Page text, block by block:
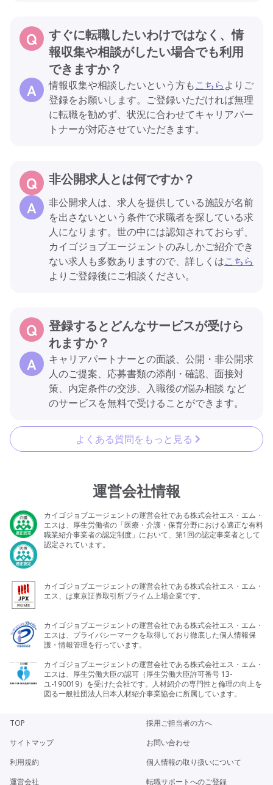
すぐに転職したいわけではなく、情
報収集や相談がしたい場合でも利用
できますか？
情報収集や相談したいという方もこちらよりご
登録をお願いします。ご登録いただければ無理
に転職を勧めず、状況に合わせてキャリアパー
トナーが対応させていただきます。
非公開求人とは何ですか？
非公開求人は、求人を提供している施設が名前
を出さないという条件で求職者を探している求
人になります。世の中には認知されておらず、
カイゴジョブエージェントのみしかご紹介でき
ない求人も多数ありますので、詳しくはこちら
よりご登録後にご相談ください。
登録するとどんなサービスが受けら
れますか？
キャリアパートナーとの面談、公開・非公開求
人のご提案、応募書類の添削・確認、面接対
策、内定条件の交渉、入職後の悩み相談 など
のサービスを無料で受けることができます。
よくある質問をもっと見る
運営会社情報
カイゴジョブエージェントの運営会社である株式会社エス・エム・
エスは、厚生労働省の「医療・介護・保育分野における適正な有料
職業紹介事業者の認定制度」において、第1回の認定事業者として
認定されています。
カイゴジョブエージェントの運営会社である株式会社エス・エム・
エス、は東京証券取引所プライム上場企業です。
カイゴジョブエージェントの運営会社である株式会社エス・エム・
エスは、プライバシーマークを取得しており徹底した個人情報保
護・情報管理を行っています。
カイゴジョブエージェントの運営会社である株式会社エス・エム・
エスは、厚生労働大臣の認可（厚生労働大臣許可番号 13-
ユ-190019）を受けた会社です。人材紹介の専門性と倫理の向上を
図る一般社団法人日本人材紹介事業協会に所属しています。
TOP
採用ご担当者の方へ
サイトマップ
お問い合わせ
利用規約
個人情報の取り扱いについて
運営会社
転職サポートへのご登録